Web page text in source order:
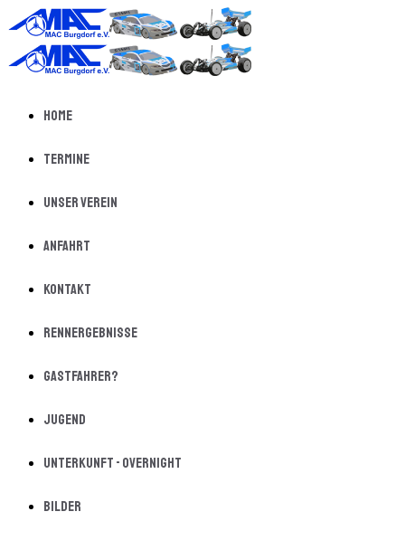
Home
Termine
Unser Verein
Anfahrt
Kontakt
Rennergebnisse
Gastfahrer?
Jugend
Unterkunft - Overnight
Bilder